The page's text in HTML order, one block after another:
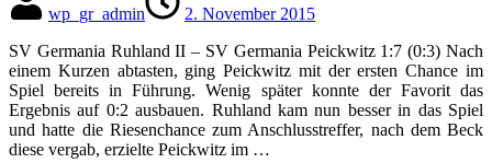
wp_gr_admin
2. November 2015
SV Germania Ruhland II – SV Germania Peickwitz 1:7 (0:3) Nach
einem Kurzen abtasten, ging Peickwitz mit der ersten Chance im
Spiel bereits in Führung. Wenig später konnte der Favorit das
Ergebnis auf 0:2 ausbauen. Ruhland kam nun besser in das Spiel
und hatte die Riesenchance zum Anschlusstreffer, nach dem Beck
diese vergab, erzielte Peickwitz im …